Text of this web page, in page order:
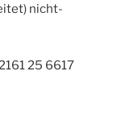
nicht-
25 6617